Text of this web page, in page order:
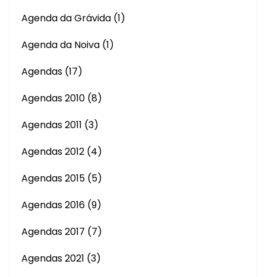
Agenda da Grávida (1)
Agenda da Noiva (1)
Agendas (17)
Agendas 2010 (8)
Agendas 2011 (3)
Agendas 2012 (4)
Agendas 2015 (5)
Agendas 2016 (9)
Agendas 2017 (7)
Agendas 2021 (3)